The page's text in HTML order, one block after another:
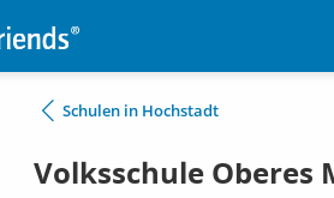
Schulen in Hochstadt
Volksschule